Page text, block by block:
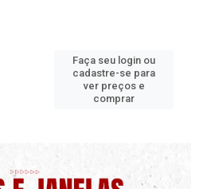
Faça seu login ou
cadastre-se para
ver preços e
comprar